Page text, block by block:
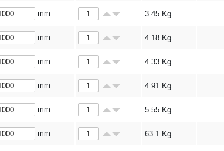
mm 3.45 Kg
mm 4.18 Kg
mm 4.33 Kg
mm 4.91 Kg
mm 5.55 Kg
mm 63.1 Kg